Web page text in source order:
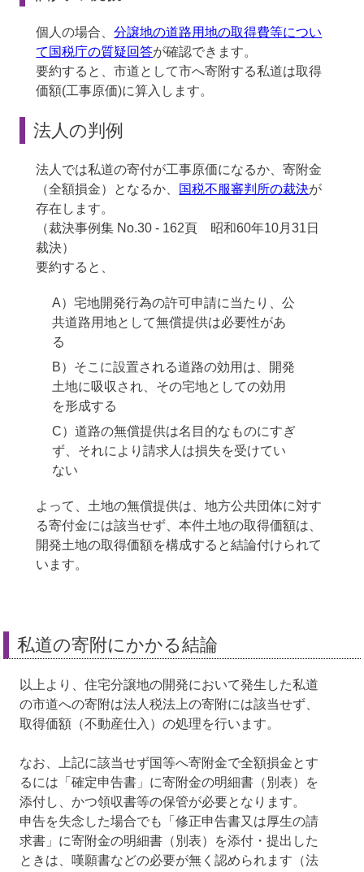
個人の場合、分譲地の道路用地の取得費等につい
て国税庁の質疑回答が確認できます。
要約すると、市道として市へ寄附する私道は取得
価額(工事原価)に算入します。
法人の判例
法人では私道の寄付が工事原価になるか、寄附金
（全額損金）となるか、
国税不服審判所の裁決が
存在します。
（裁決事例集 No.30 - 162頁 昭和60年10月31日
裁決）
要約すると、
A）宅地開発行為の許可申請に当たり、公
共道路用地として無償提供は必要性があ
る
B）そこに設置される道路の効用は、開発
土地に吸収され、その宅地としての効用
を形成する
C）道路の無償提供は名目的なものにすぎ
ず、それにより請求人は損失を受けてい
ない
よって、土地の無償提供は、地方公共団体に対す
る寄付金には該当せず、本件土地の取得価額は、
開発土地の取得価額を構成すると結論付けられて
います。
私道の寄附にかかる結論
以上より、住宅分譲地の開発において発生した私道
の市道への寄附は法人税法上の寄附には該当せず、
取得価額（不動産仕入）の処理を行います。
なお、上記に該当せず国等へ寄附金で全額損金とす
るには「確定申告書」に寄附金の明細書（別表）を
添付し、かつ領収書等の保管が必要となります。
申告を失念した場合でも「修正申告書又は厚生の請
求書」に寄附金の明細書（別表）を添付・提出した
ときは、嘆願書などの必要が無く認められます（法